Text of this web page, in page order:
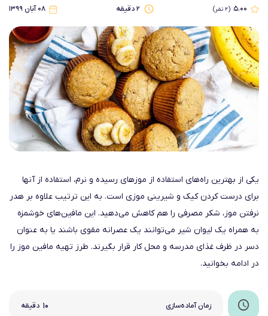
۵.۰۰ (۲نفر) ۲دقیقه ۰۸ آبان ۱۳۹۹
یکی از بهترین راه‌های استفاده از موزهای رسیده و نرم، استفاده از آنها
برای درست کردن کیک و شیرینی موزی است. به این ترتیب علاوه بر هدر
نرفتن موز، شکر مصرفی را هم کاهش می‌دهید. این مافین‌های خوشمزه
به همراه یک لیوان شیر می‌توانند یک عصرانه مقوی باشند یا به عنوان
دسر در ظرف غذای مدرسه و محل کار قرار بگیرند. طرز تهیه مافین موز را
در ادامه بخوانید.
زمان آماده‌سازی ۱۰ دقیقه